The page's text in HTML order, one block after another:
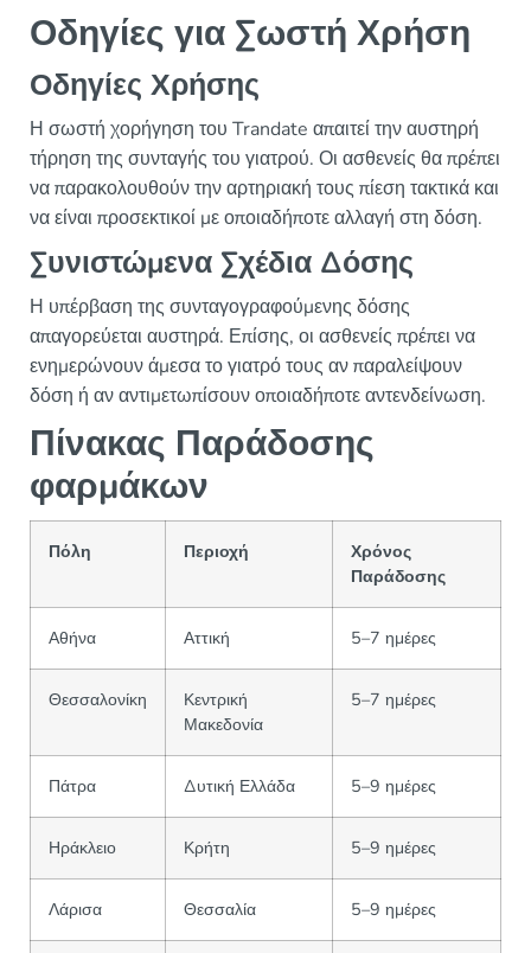
Οδηγίες για Σωστή Χρήση
Οδηγίες Χρήσης
Η σωστή χορήγηση του Trandate απαιτεί την αυστηρή
τήρηση της συνταγής του γιατρού. Οι ασθενείς θα πρέπει
να παρακολουθούν την αρτηριακή τους πίεση τακτικά και
να είναι προσεκτικοί με οποιαδήποτε αλλαγή στη δόση.
Συνιστώμενα Σχέδια Δόσης
Η υπέρβαση της συνταγογραφούμενης δόσης
απαγορεύεται αυστηρά. Επίσης, οι ασθενείς πρέπει να
ενημερώνουν άμεσα το γιατρό τους αν παραλείψουν
δόση ή αν αντιμετωπίσουν οποιαδήποτε αντενδείνωση.
Πίνακας Παράδοσης
φαρμάκων
Πόλη Περιοχή
Χρόνος
Παράδοσης
Αθήνα Αττική 5–7 ημέρες
Θεσσαλονίκη
Κεντρική
Μακεδονία
5–7 ημέρες
Πάτρα Δυτική Ελλάδα 5–9 ημέρες
Ηράκλειο Κρήτη 5–9 ημέρες
Λάρισα Θεσσαλία 5–9 ημέρες